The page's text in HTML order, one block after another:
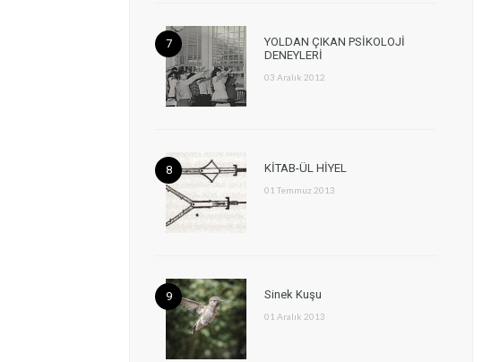
YOLDAN ÇIKAN PSİKOLOJİ
DENEYLERİ
03 Aralık 2012
KİTAB-ÜL HİYEL
01 Temmuz 2013
Sinek Kuşu
01 Aralık 2013